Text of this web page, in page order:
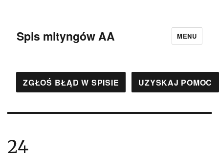
Spis mityngów AA MENU
ZGŁOŚ BŁĄD W SPISIE UZYSKAJ POMOC
24